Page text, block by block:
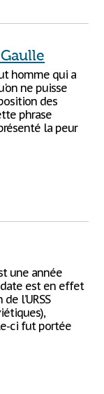
homme qui a
ne puisse
des
phrase
la peur
une année
date est en effet
l’URSS
ci fut portée